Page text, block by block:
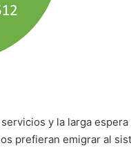
y la larga
prefieran emigrar al